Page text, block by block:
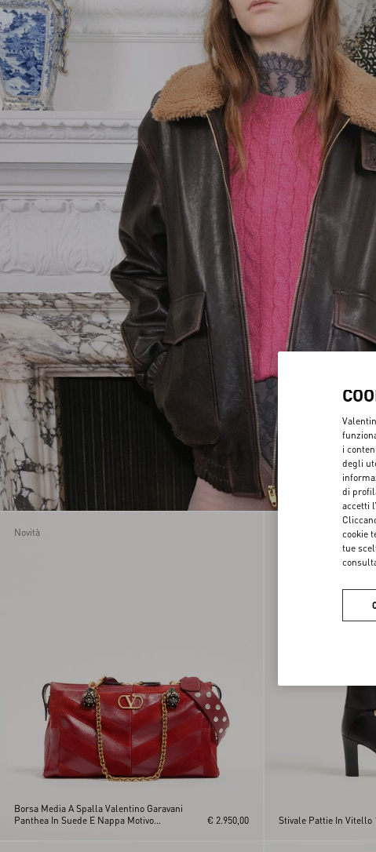
Rosa
Giallo
Cinture
Gioielli
Accessori tessili
Cappotti e
Outerwear
Giacche e Caban
Abiti
Pantaloni e
Shorts
Camicie e Top
Gonne
Maglieria
Abiti da sera
T-Shirts e Felpe
Denim
Costumi da bagno
Gioielli fashion
Lingerie
26
27
28
29
30
31
32
34
36
39
39.5
Novità
Borsa Media A Spalla Valentino Garavani
Panthea In Suede E Nappa Motivo
€ 2.950,00 Stivale Pattie In Vitello
i
degli
di
accetti
cookie
tue